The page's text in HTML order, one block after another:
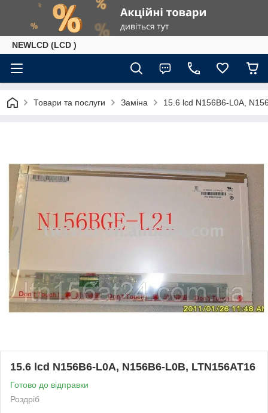
NEWLCD (LCD )
Товари та послуги Заміна 15.6 lcd N156B6-L0A,
15.6 lcd N156B6-L0A, N156B6-L0B, LTN156AT16
Готово до відправки
Роздріб